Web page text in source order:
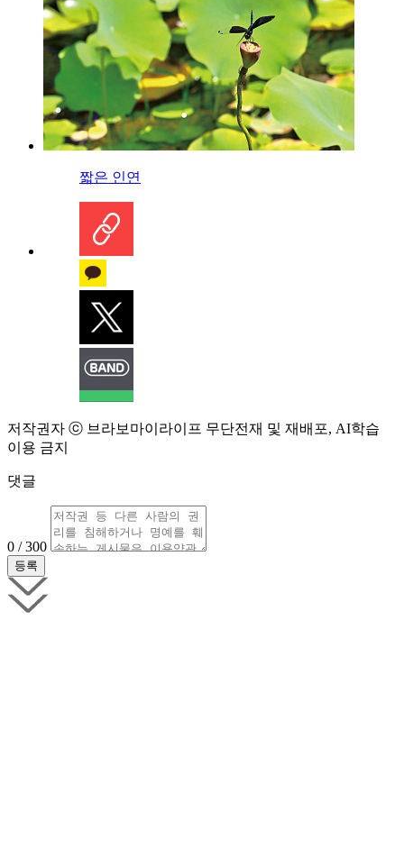
짧은 인연
저작권자 ⓒ 브라보마이라이프 무단전재 및 재배포, AI학습
이용 금지
댓글
0 / 300